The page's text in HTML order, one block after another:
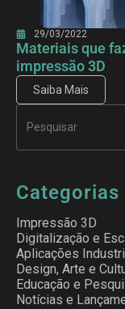
29/03/2022
Materiais que
impressão 3D
Saiba Mais
Categorias
Impressão 3D
Digitalização e
Aplicações
Design, Arte e
Educação e
Notícias e